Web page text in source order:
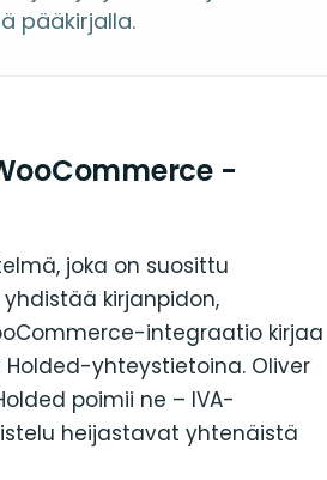
pääkirjalla.
-
joka on suosittu
kirjanpidon,
integraatio kirjaa
yhteystietoina. Oliver
poimii ne – IVA-
heijastavat yhtenäistä